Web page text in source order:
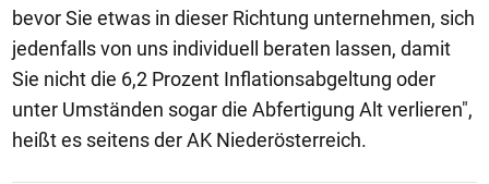
bevor Sie etwas in dieser Richtung unternehmen, sich
jedenfalls von uns individuell beraten lassen, damit
Sie nicht die 6,2 Prozent Inflationsabgeltung oder
unter Umständen sogar die Abfertigung Alt verlieren",
heißt es seitens der AK Niederösterreich.